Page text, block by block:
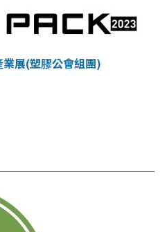
展(塑膠公會組團)